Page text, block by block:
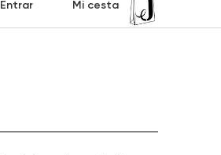
Entrar Mi cesta